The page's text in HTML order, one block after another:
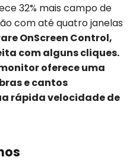
32% mais campo de
com até quatro janelas
OnScreen Control,
com alguns cliques.
oferece uma
e cantos
rápida velocidade de